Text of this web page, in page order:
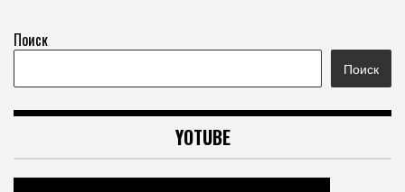
Поиск
Поиск
YOTUBE